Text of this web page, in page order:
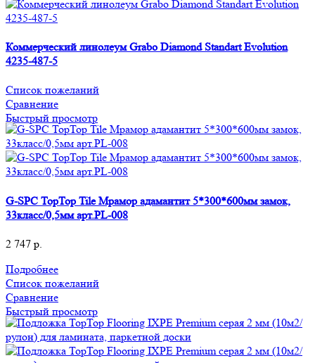
Коммерческий линолеум Grabo Diamond Standart Evolution
4235-487-5
Список пожеланий
Сравнение
Быстрый просмотр
G-SPC TopTop Tile Мрамор адамантит 5*300*600мм замок,
33класс/0,5мм арт.PL-008
2 747 р.
Подробнее
Список пожеланий
Сравнение
Быстрый просмотр